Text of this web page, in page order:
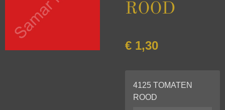
ROOD
€ 1,30
4125 TOMATEN
ROOD